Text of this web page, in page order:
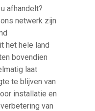
afhandelt?
netwerk zijn
het hele land
bovendien
laat
te blijven van
installatie en
van